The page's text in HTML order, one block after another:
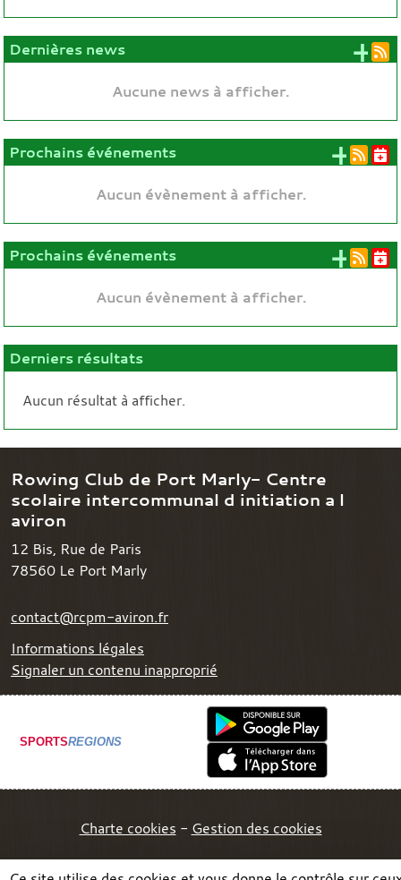
Dernières news
Aucune news à afficher.
+
Prochains événements
Aucun évènement à afficher.
+
Prochains événements
Aucun évènement à afficher.
+
Derniers résultats
Aucun résultat à afficher.
Rowing Club de Port Marly- Centre
scolaire intercommunal d initiation a l
aviron
12 Bis, Rue de Paris
78560 Le Port Marly
contact@rcpm-aviron.fr
Informations légales
Signaler un contenu inapproprié
SPORTSREGIONS
Charte cookies Gestion des cookies